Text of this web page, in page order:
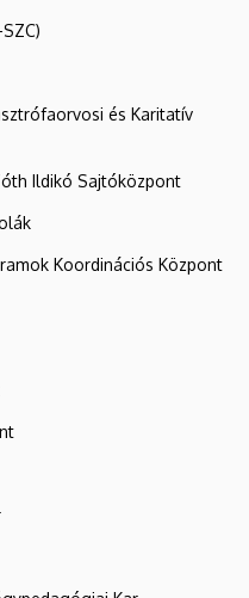
és Karitatív
Ildikó Sajtóközpont
Koordinációs Központ